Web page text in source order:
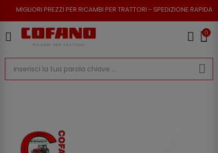
PER RICAMBI PER TRATTORI - SPEDIZIONE RAPIDA - RESO
0